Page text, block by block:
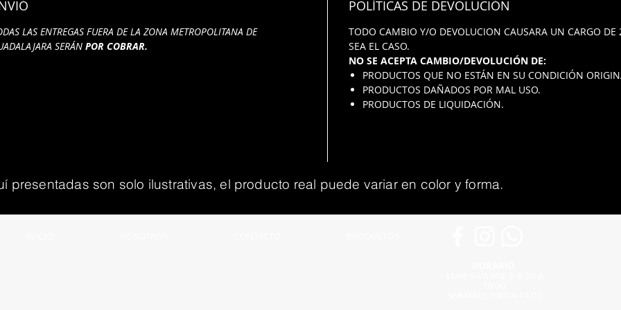
LAS ENTREGAS FUERA DE LA ZONA METROPOLITANA DE
SERÁNPOR COBRAR.
POLÍTICAS DE DEVOLUCIÓN
TODO CAMBIO Y/O DEVOLUCION CAUSARA UN CARGO DE
SEA EL CASO.
NO SE ACEPTA CAMBIO/DEVOLUCIÓN DE:
PRODUCTOS QUE NO ESTÁN EN SU CONDICIÓN
PRODUCTOS DAÑADOS POR MAL USO.
PRODUCTOS DE LIQUIDACIÓN.
presentadas son solo ilustrativas, el producto real puede variar en color y forma.